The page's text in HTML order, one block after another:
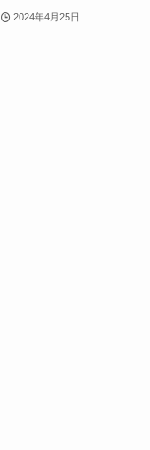
2024年4月25日